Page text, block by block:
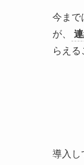
今まで
が、
らえる
導入し